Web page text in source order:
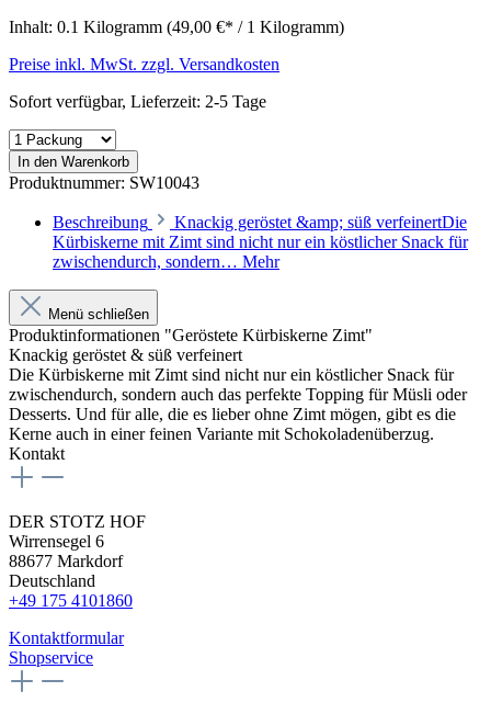
Inhalt: 0.1 Kilogramm (49,00 €* / 1 Kilogramm)
Preise inkl. MwSt. zzgl. Versandkosten
Sofort verfügbar, Lieferzeit: 2-5 Tage
In den Warenkorb
Produktnummer: SW10043
Beschreibung
Knackig geröstet &amp; süß verfeinertDie
Kürbiskerne mit Zimt sind nicht nur ein köstlicher Snack für
zwischendurch, sondern… Mehr
Menü schließen
Produktinformationen "Geröstete Kürbiskerne Zimt"
Knackig geröstet & süß verfeinert
Die Kürbiskerne mit Zimt sind nicht nur ein köstlicher Snack für
zwischendurch, sondern auch das perfekte Topping für Müsli oder
Desserts. Und für alle, die es lieber ohne Zimt mögen, gibt es die
Kerne auch in einer feinen Variante mit Schokoladenüberzug.
Kontakt
DER STOTZ HOF
Wirrensegel 6
88677 Markdorf
Deutschland
+49 175 4101860
Kontaktformular
Shopservice